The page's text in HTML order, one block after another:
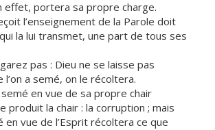
effet, portera sa propre charge.
l’enseignement de la Parole doit
la lui transmet, une part de tous ses
pas : Dieu ne se laisse pas
l’on a semé, on le récoltera.
semé en vue de sa propre chair
produit la chair : la corruption ; mais
en vue de l’Esprit récoltera ce que